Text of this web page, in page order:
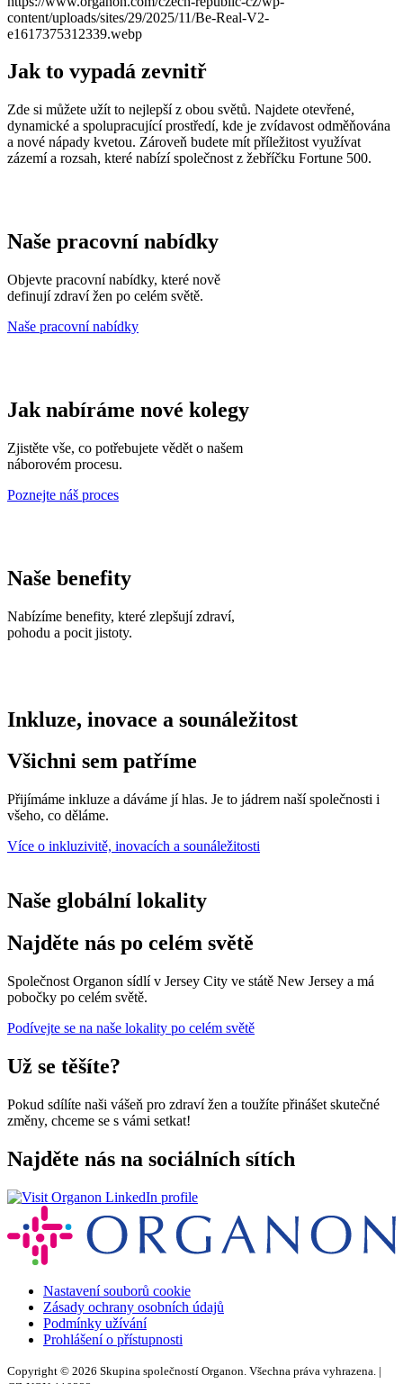
content/uploads/sites/29/2025/11/Be-Real-V2-
e1617375312339.webp
Jak to vypadá zevnitř
Zde si můžete užít to nejlepší z obou světů. Najdete otevřené,
dynamické a spolupracující prostředí, kde je zvídavost odměňována
a nové nápady kvetou. Zároveň budete mít příležitost využívat
zázemí a rozsah, které nabízí společnost z žebříčku Fortune 500.
Naše pracovní nabídky
Objevte pracovní nabídky, které nově
definují zdraví žen po celém světě.
Naše pracovní nabídky
Jak nabíráme nové kolegy
Zjistěte vše, co potřebujete vědět o našem
náborovém procesu.
Poznejte náš proces
Naše benefity
Nabízíme benefity, které zlepšují zdraví,
pohodu a pocit jistoty.
Inkluze, inovace a sounáležitost
Všichni sem patříme
Přijímáme inkluze a dáváme jí hlas. Je to jádrem naší společnosti i
všeho, co děláme.
Více o inkluzivitě, inovacích a sounáležitosti
Naše globální lokality
Najděte nás po celém světě
Společnost Organon sídlí v Jersey City ve státě New Jersey a má
pobočky po celém světě.
Podívejte se na naše lokality po celém světě
Už se těšíte?
Pokud sdílíte naši vášeň pro zdraví žen a toužíte přinášet skutečné
změny, chceme se s vámi setkat!
Najděte nás na sociálních sítích
Opens
a
window
Nastavení souborů cookie
Zásady ochrany osobních údajů
Podmínky užívání
Prohlášení o přístupnosti
Copyright © 2026 Skupina společností Organon. Všechna práva vyhrazena. |